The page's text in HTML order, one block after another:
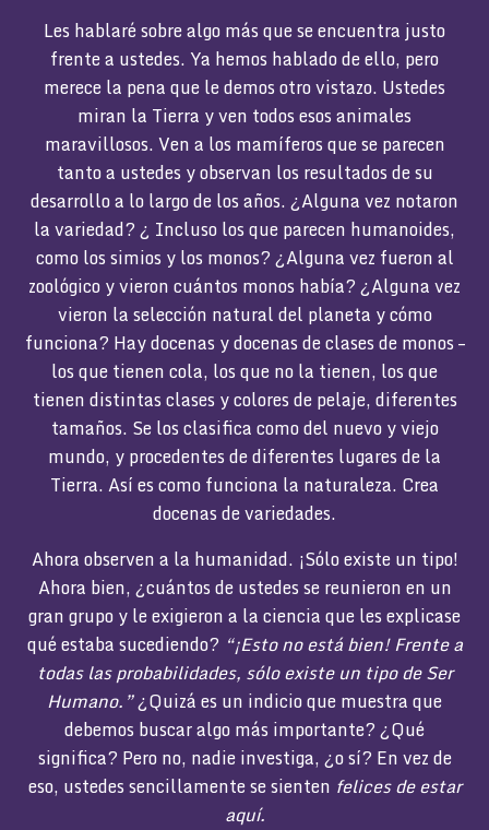
Les hablaré sobre algo más que se encuentra justo
frente a ustedes. Ya hemos hablado de ello, pero
merece la pena que le demos otro vistazo. Ustedes
miran la Tierra y ven todos esos animales
maravillosos. Ven a los mamíferos que se parecen
tanto a ustedes y observan los resultados de su
desarrollo a lo largo de los años. ¿Alguna vez notaron
la variedad? ¿ Incluso los que parecen humanoides,
como los simios y los monos? ¿Alguna vez fueron al
zoológico y vieron cuántos monos había? ¿Alguna vez
vieron la selección natural del planeta y cómo
funciona? Hay docenas y docenas de clases de monos –
los que tienen cola, los que no la tienen, los que
tienen distintas clases y colores de pelaje, diferentes
tamaños. Se los clasifica como del nuevo y viejo
mundo, y procedentes de diferentes lugares de la
Tierra. Así es como funciona la naturaleza. Crea
docenas de variedades.
Ahora observen a la humanidad. ¡Sólo existe un tipo!
Ahora bien, ¿cuántos de ustedes se reunieron en un
gran grupo y le exigieron a la ciencia que les explicase
qué estaba sucediendo? “¡Esto no está bien! Frente a
todas las probabilidades, sólo existe un tipo de Ser
Humano.”¿Quizá es un indicio que muestra que
debemos buscar algo más importante? ¿Qué
significa? Pero no, nadie investiga, ¿o sí? En vez de
eso, ustedes sencillamente se sienten felices de estar
aquí.